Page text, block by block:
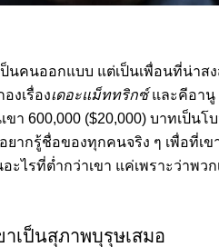
นคนออกแบบ แต่เป็นเพื่อนที่น่าส
งเรื่องเดอะแม็ททริกซ์และคีอานู
ขา 600,000 ($20,000) บาทเป็น
ยากรู้ชื่อของทุกคนจริง ๆ เพื่อที่เ
ไรที่ต่ำกว่าเขา แค่เพราะว่าพวก
าเป็นสุภาพบุรุษเสมอ